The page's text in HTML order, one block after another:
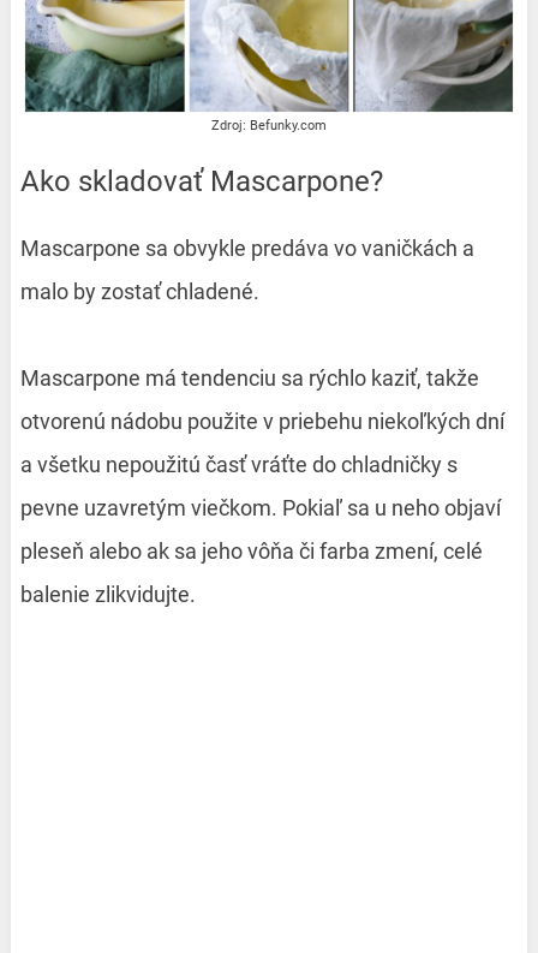
Zdroj: Befunky.com
Ako skladovať Mascarpone?
Mascarpone sa obvykle predáva vo vaničkách a
malo by zostať chladené.
Mascarpone má tendenciu sa rýchlo kaziť, takže
otvorenú nádobu použite v priebehu niekoľkých dní
a všetku nepoužitú časť vráťte do chladničky s
pevne uzavretým viečkom. Pokiaľ sa u neho objaví
pleseň alebo ak sa jeho vôňa či farba zmení, celé
balenie zlikvidujte.